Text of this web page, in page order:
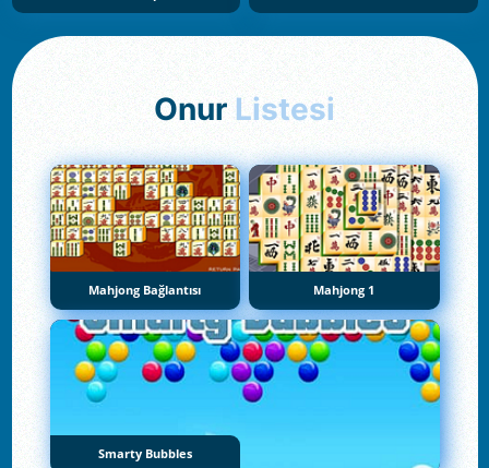
Onur Listesi
Mahjong Bağlantısı Mahjong 1
Smarty Bubbles